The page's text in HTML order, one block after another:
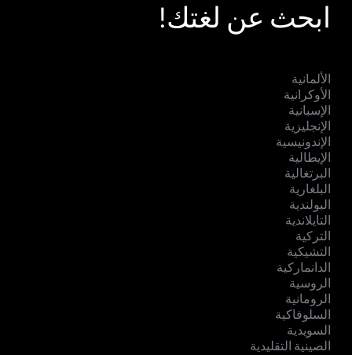
ابحث عن لغتك!
الألمانية
الأوكرانية
الإسبانية
الإنجليزية
الإندونيسية
الإيطالية
البرتغالية
البلغارية
البولندية
التايلاندية
التركية
التشيكية
الدانماركية
الروسية
الرومانية
السلوفاكية
السويدية
الصينية التقليدية